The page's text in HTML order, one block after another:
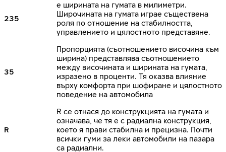
235
е ширината на гумата в милиметри.
Широчината на гумата играе съществена
роля по отношение на стабилността,
управлението и цялостното представяне.
35
Пропорцията (съотношението височина към
ширина) представлява съотношението
между височината и ширината на гумата,
изразено в проценти. Тя оказва влияние
върху комфорта при шофиране и цялостното
поведение на автомобила
R
R се отнася до конструкцията на гумата и
означава, че тя е с радиална конструкция,
което я прави стабилна и прецизна. Почти
всички гуми за леки автомобили на пазара
са радиални.